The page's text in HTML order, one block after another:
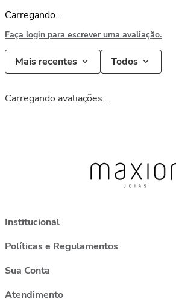
Carregando…
Faça login para escrever uma avaliação.
Mais recentes Todos
Carregando avaliações…
Institucional
Políticas e Regulamentos
Sua Conta
Atendimento